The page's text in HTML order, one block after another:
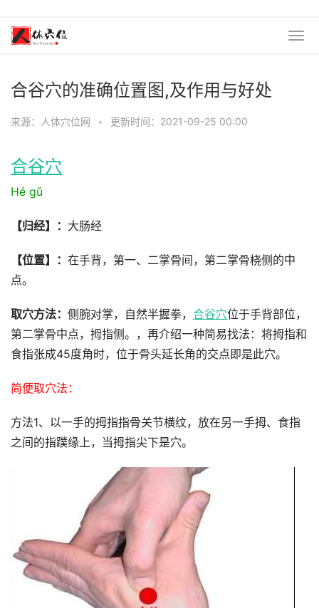
合谷穴的准确位置图,及作用与好处
来源：人体穴位网 • 更新时间：2021-09-25 00:00
合谷穴
Hé gǔ
【归经】： 大肠经
【位置】： 在手背，第一、二掌骨间，第二掌骨桡侧的中
点。
取穴方法： 侧腕对掌，自然半握拳， 合谷穴位于手背部位，
第二掌骨中点，拇指侧。，再介绍一种简易找法：将拇指和
食指张成45度角时，位于骨头延长角的交点即是此穴。
简便取穴法：
方法1、以一手的拇指指骨关节横纹，放在另一手拇、食指
之间的指蹼缘上，当拇指尖下是穴。